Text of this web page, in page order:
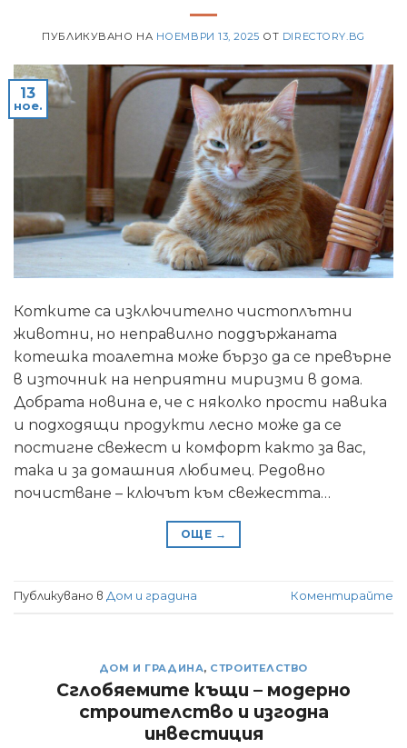
ПУБЛИКУВАНО НА НОЕМВРИ 13, 2025 ОТ DIRECTORY.BG
13
ное.
Котките са изключително чистоплътни
животни, но неправилно поддържаната
котешка тоалетна може бързо да се превърне
в източник на неприятни миризми в дома.
Добрата новина е, че с няколко прости навика
и подходящи продукти лесно може да се
постигне свежест и комфорт както за вас,
така и за домашния любимец. Редовно
почистване – ключът към свежестта…
ОЩЕ →
Публикувано в Дом и градина Коментирайте
ДОМ И ГРАДИНА, СТРОИТЕЛСТВО
Сглобяемите къщи – модерно
строителство и изгодна
инвестиция